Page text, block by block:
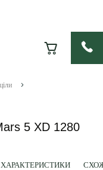
5 XD 1280
ХАРАКТЕРИСТИКИ